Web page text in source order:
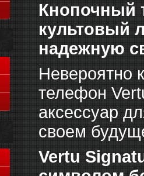
Кнопочный
культовый
надежную
Невероятно
телефон
аксессуар
своем
Vertu